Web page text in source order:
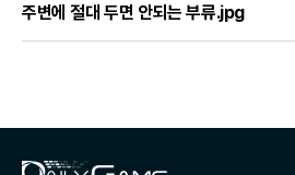
주변에 절대 두면 안되는 부류.jpg